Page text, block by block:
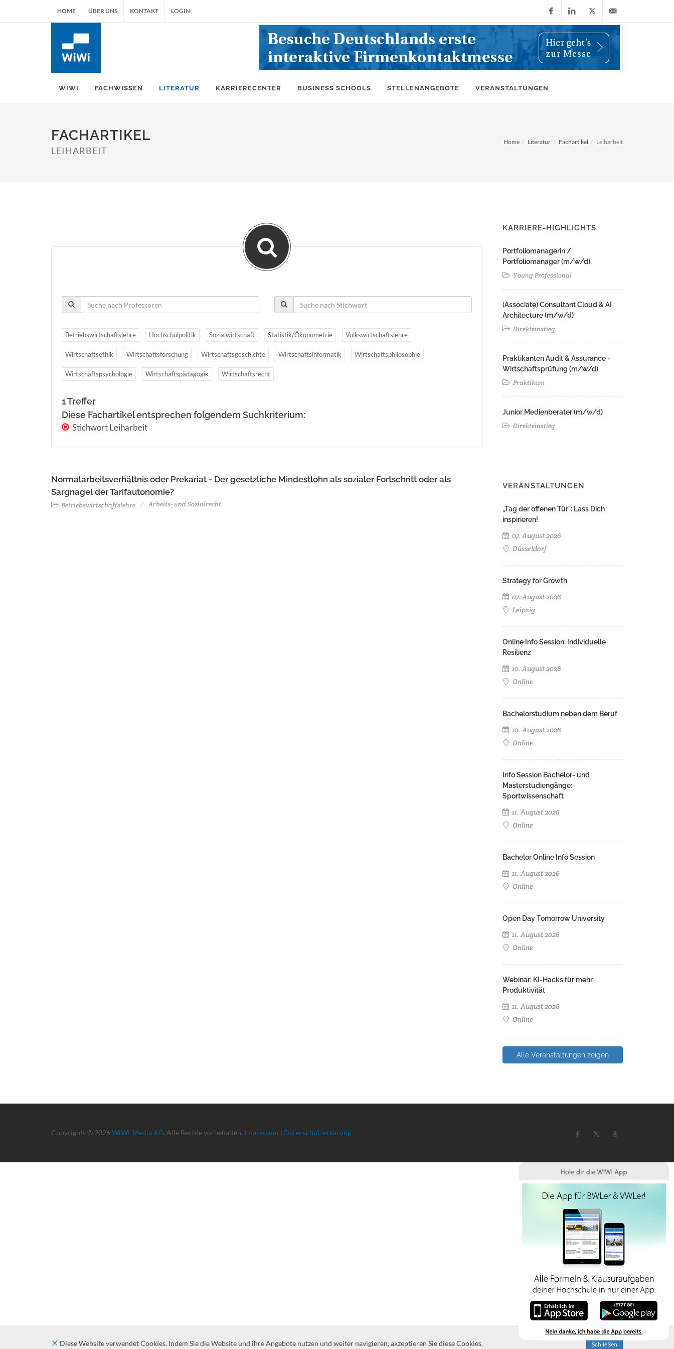
HOME ÜBER UNS KONTAKT LOGIN
FacebookLinkedIn
X
(Twitter)
info@wiwi-
WIWI FACHWISSEN LITERATUR KARRIERECENTER BUSINESS SCHOOLS STELLENANGEBOTE VERANSTALTUNGEN
FACHARTIKEL
LEIHARBEIT
Home Literatur Fachartikel Leiharbeit
Betriebswirtschaftslehre Hochschulpolitik Sozialwirtschaft Statistik/Ökonometrie Volkswirtschaftslehre
Wirtschaftsethik Wirtschaftsforschung Wirtschaftsgeschichte Wirtschaftsinformatik Wirtschaftsphilosophie
Wirtschaftspsychologie Wirtschaftspädagogik Wirtschaftsrecht
1 Treffer
Diese Fachartikel entsprechen folgendem Suchkriterium:
Stichwort Leiharbeit
Normalarbeitsverhältnis oder Prekariat - Der gesetzliche Mindestlohn als sozialer Fortschritt oder als
Sargnagel der Tarifautonomie?
Betriebswirtschaftslehre Arbeits- und Sozialrecht
KARRIERE-HIGHLIGHTS
Portfoliomanagerin /
Portfoliomanager (m/w/d)
Young Professional
(Associate) Consultant Cloud & AI
Architecture (m/w/d)​ ​
Direkteinstieg
Praktikanten Audit & Assurance -
Wirtschaftsprüfung (m/w/d)
Praktikum
Junior Medienberater (m/w/d)
Direkteinstieg
VERANSTALTUNGEN
„Tag der offenen Tür": Lass Dich
inspirieren!
07. August 2026
Düsseldorf
Strategy for Growth
07. August 2026
Leipzig
Online Info Session: Individuelle
Resilienz
10. August 2026
Online
Bachelorstudium neben dem Beruf
10. August 2026
Online
Info Session Bachelor- und
Masterstudiengänge:
Sportwissenschaft
11. August 2026
Online
Bachelor Online Info Session
11. August 2026
Online
Open Day Tomorrow University
11. August 2026
Online
Webinar: KI-Hacks für mehr
Produktivität
11. August 2026
Online
Alle Veranstaltungen zeigen
Copyrights © 2026 WiWi-Media AG. Alle Rechte vorbehalten. Impressum | Datenschutzerkärung
Diese Website verwendet Cookies. Indem Sie die Website und ihre Angebote nutzen und weiter navigieren, akzeptieren Sie diese Cookies. Schließen